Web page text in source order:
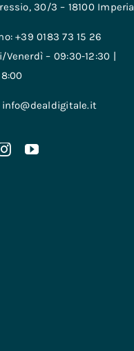
30/3 – 18100 Imperia
+39 0183 73 15 26
Venerdì – 09:30-12:30 |
info@dealdigitale.it